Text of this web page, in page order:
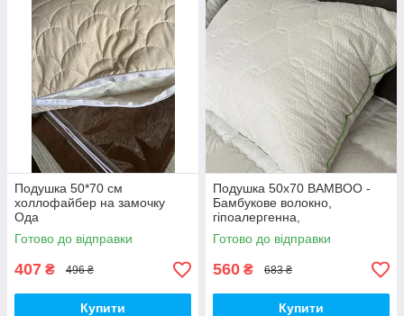
Подушка 50*70 см
холлофайбер на замочку
Ода
Готово до відправки
407 ₴ 496 ₴
Купити
Подушка 50х70 BAMBOO -
Бамбукове волокно,
гіпоалергенна,
антибактеріальна
Готово до відправки
560 ₴ 683 ₴
Купити